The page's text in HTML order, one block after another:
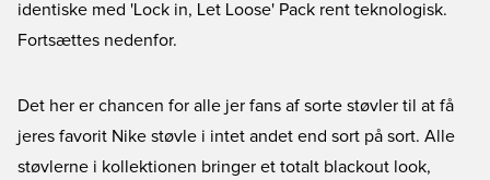
identiske med 'Lock in, Let Loose' Pack rent teknologisk.
Fortsættes nedenfor.
Det her er chancen for alle jer fans af sorte støvler til at få
jeres favorit Nike støvle i intet andet end sort på sort. Alle
støvlerne i kollektionen bringer et totalt blackout look,